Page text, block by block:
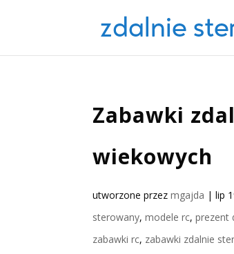
Zabawki
wiekowych
utworzone przezmgajda |lip
sterowany,modele rc,prezent
zabawki rc, zabawki zdalnie